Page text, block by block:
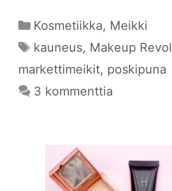
Kategoriat
Kosmetiikka, Meikki
Avainsanat
kauneus, Makeup
markettimeikit, poskipuna
3 kommenttia